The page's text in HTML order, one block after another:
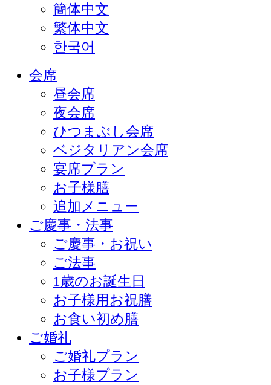
簡体中文
繁体中文
한국어
会席
昼会席
夜会席
ひつまぶし会席
ベジタリアン会席
宴席プラン
お子様膳
追加メニュー
ご慶事・法事
ご慶事・お祝い
ご法事
1歳のお誕生日
お子様用お祝膳
お食い初め膳
ご婚礼
ご婚礼プラン
お子様プラン